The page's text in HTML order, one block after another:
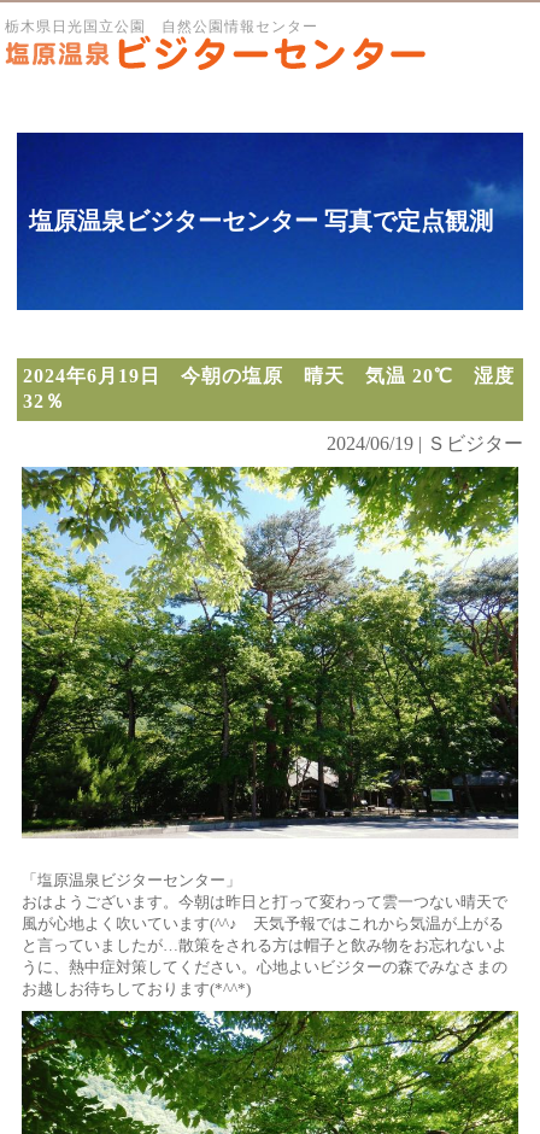
栃木県日光国立公園 自然公園情報センター
塩原温泉ビジターセンター 写真で定点観測
2024年6月19日 今朝の塩原 晴天 気温 20℃ 湿度
32％
2024/06/19 | Ｓビジター
「塩原温泉ビジターセンター」
おはようございます。今朝は昨日と打って変わって雲一つない晴天で
風が心地よく吹いています(^^♪ 天気予報ではこれから気温が上がる
と言っていましたが…散策をされる方は帽子と飲み物をお忘れないよ
うに、熱中症対策してください。心地よいビジターの森でみなさまの
お越しお待ちしております(*^^*)